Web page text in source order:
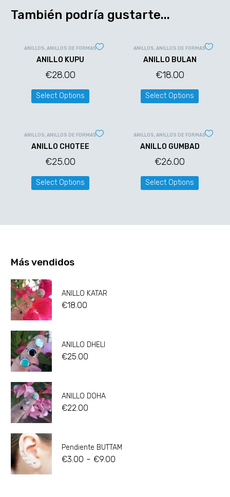
También podría gustarte...
ANILLOS, ANILLOS DE FORMAS
ANILLO KUPU
€28.00
Select Options
ANILLOS,ANILLOS DE FORMAS
ANILLO BULAN
€18.00
Select Options
ANILLOS, ANILLOS DE FORMAS
ANILLO CHOTEE
€25.00
Select Options
ANILLOS,ANILLOS DE FORMAS
ANILLO GUMBAD
€26.00
Select Options
Más vendidos
ANILLO KATAR
€18.00
ANILLO DHELI
€25.00
ANILLO DOHA
€22.00
Pendiente BUTTAM
€3.00 - €9.00